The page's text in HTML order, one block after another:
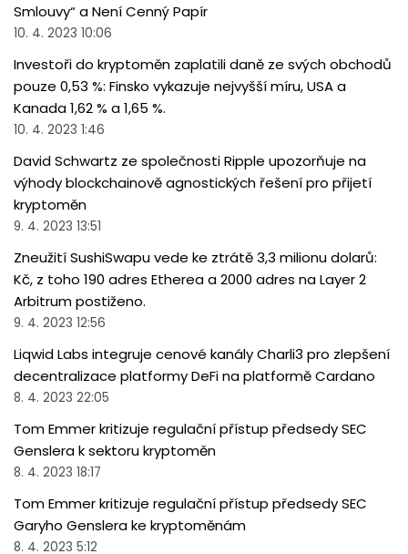
Smlouvy“ a Není Cenný Papír
10. 4. 2023 10:06
Investoři do kryptoměn zaplatili daně ze svých obchodů
pouze 0,53 %: Finsko vykazuje nejvyšší míru, USA a
Kanada 1,62 % a 1,65 %.
10. 4. 2023 1:46
David Schwartz ze společnosti Ripple upozorňuje na
výhody blockchainově agnostických řešení pro přijetí
kryptoměn
9. 4. 2023 13:51
Zneužití SushiSwapu vede ke ztrátě 3,3 milionu dolarů:
Kč, z toho 190 adres Etherea a 2000 adres na Layer 2
Arbitrum postiženo.
9. 4. 2023 12:56
Liqwid Labs integruje cenové kanály Charli3 pro zlepšení
decentralizace platformy DeFi na platformě Cardano
8. 4. 2023 22:05
Tom Emmer kritizuje regulační přístup předsedy SEC
Genslera k sektoru kryptoměn
8. 4. 2023 18:17
Tom Emmer kritizuje regulační přístup předsedy SEC
Garyho Genslera ke kryptoměnám
8. 4. 2023 5:12